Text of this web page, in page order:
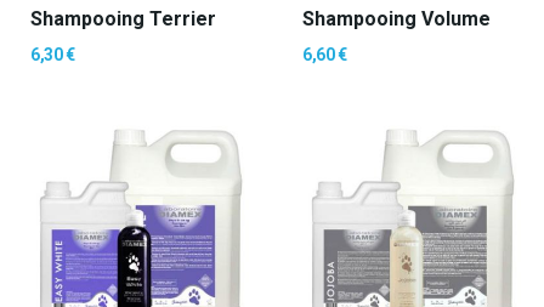
Shampooing Terrier
6,30 €
Shampooing Volume
6,60 €